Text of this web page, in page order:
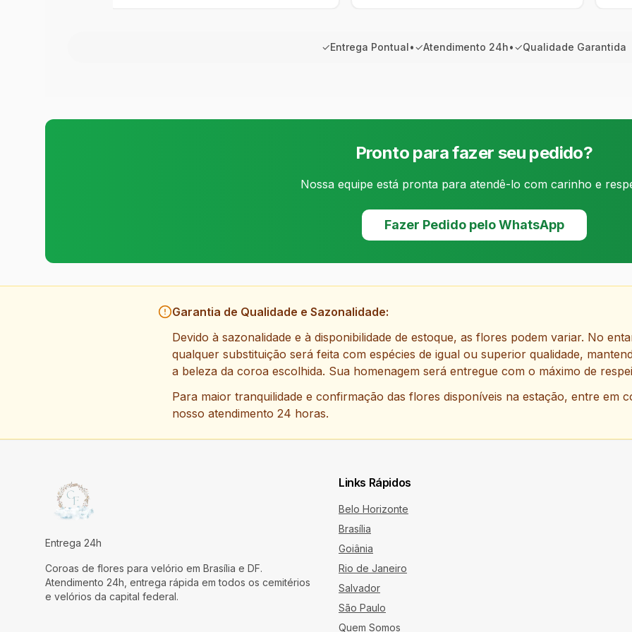
✓Entrega Pontual•✓Atendimento 24h•✓Qualidade Garantida
Pronto para fazer seu pedido?
Nossa equipe está pronta para atendê-lo com carinho e
Fazer Pedido pelo WhatsApp
Garantia de Qualidade e Sazonalidade:
Devido à sazonalidade e à disponibilidade de estoque, as flores podem variar. No
qualquer substituição será feita com espécies de igual ou superior qualidade,
a beleza da coroa escolhida. Sua homenagem será entregue com o máximo de
Para maior tranquilidade e confirmação das flores disponíveis na estação, entre em
nosso atendimento 24 horas.
Entrega 24h
Coroas de flores para velório em Brasília e DF.
Atendimento 24h, entrega rápida em todos os cemitérios
e velórios da capital federal.
Links Rápidos
Belo Horizonte
Brasília
Goiânia
Rio de Janeiro
Salvador
São Paulo
Quem Somos